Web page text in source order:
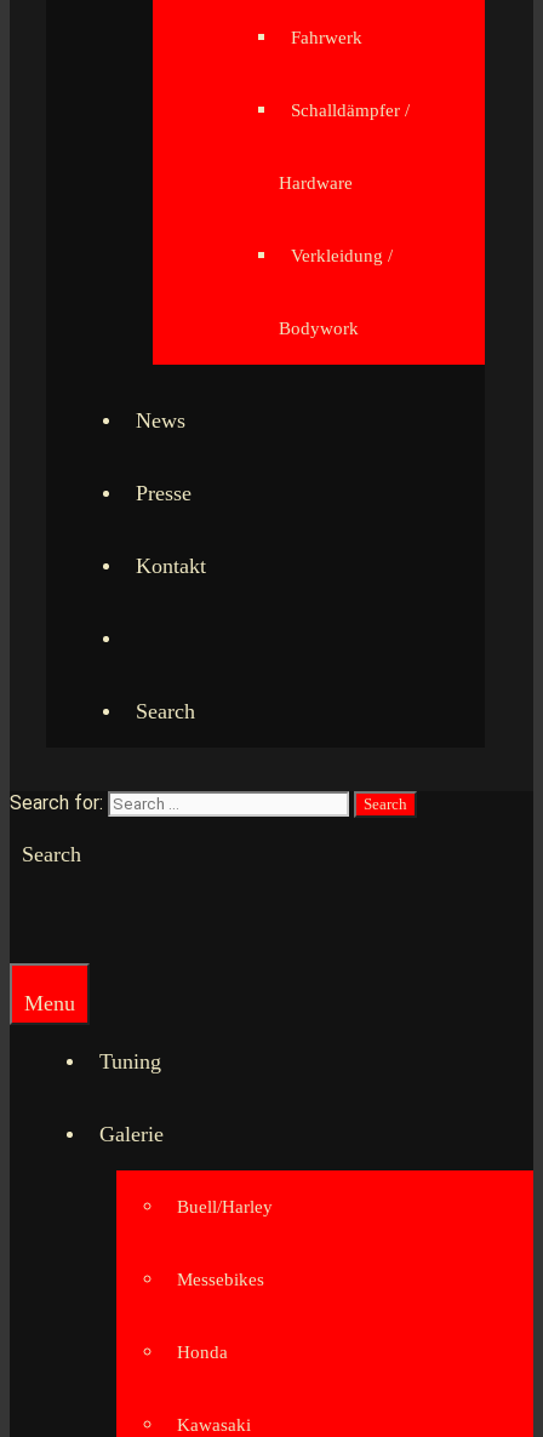
Fahrwerk
Schalldämpfer /
Hardware
Verkleidung /
Bodywork
News
Presse
Kontakt
Search
Search for:
Search
Menu
Tuning
Galerie
Buell/Harley
Messebikes
Honda
Kawasaki